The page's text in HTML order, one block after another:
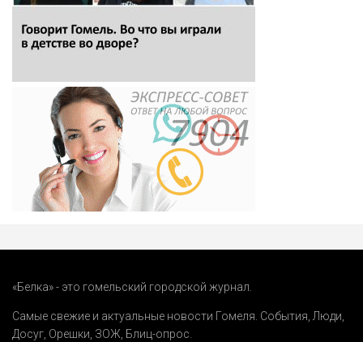
«Белка» - это гомельский городской журнал.
Самые свежие и актуальные новости Гомеля. События,Люди,
Досуг, Орешки, ЗОЖ, Блиц-опрос.